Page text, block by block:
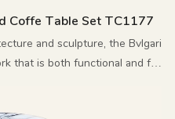
Coffe Table Set TC1177
and sculpture, the Bvlgari
that is both functional and full